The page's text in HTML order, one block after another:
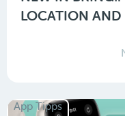
LOCATION AND
App Tipps